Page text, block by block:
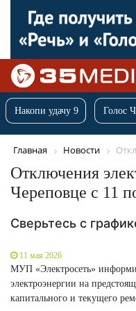
Накопи удачу 9 Голос
Главная Новости
Отключения
Череповце с 11
Сверьтесь с
11 мая 2026
МУП «Электросеть»
электроэнергии на
капитального и текущего